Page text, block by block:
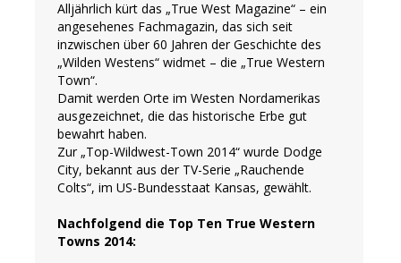
Alljährlich kürt das „True West Magazine“ – ein
angesehenes Fachmagazin, das sich seit
inzwischen über 60 Jahren der Geschichte des
„Wilden Westens“ widmet – die „True Western
Town“.
Damit werden Orte im Westen Nordamerikas
ausgezeichnet, die das historische Erbe gut
bewahrt haben.
Zur „Top-Wildwest-Town 2014“ wurde Dodge
City, bekannt aus der TV-Serie „Rauchende
Colts“, im US-Bundesstaat Kansas, gewählt.
Nachfolgend die Top Ten True Western
Towns 2014: